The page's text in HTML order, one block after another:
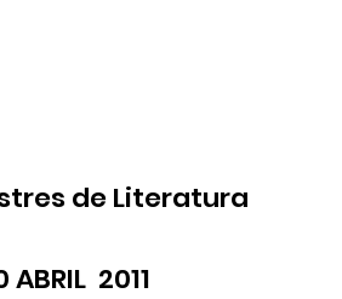
de Literatura
2011